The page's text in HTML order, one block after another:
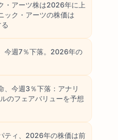
・アーツ株は2026年に上
ック・アーツの株価は
今週7％下落。2026年の
、今週3％下落：アナリ
のフェアバリューを予想
ティ、2026年の株価は前